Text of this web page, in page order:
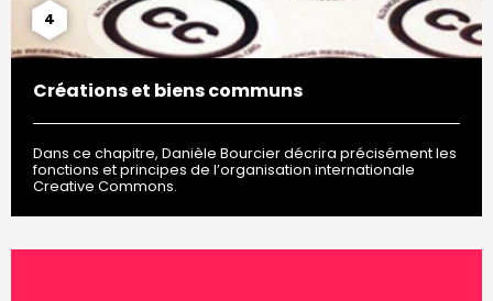
4
Créations et biens communs
Dans ce chapitre, Danièle Bourcier décrira précisément les
fonctions et principes de l’organisation internationale
Creative Commons.